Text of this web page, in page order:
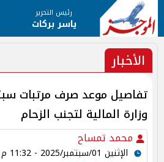
رئيس التحرير
ياسر بركات
الأخبار
وزارة المالية لتجنب الزحام
محمد تمساح
الإثنين 01/سبتمبر/2025 - 11:32 م